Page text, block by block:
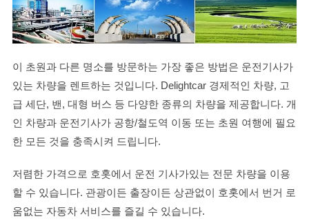
이 초원과 다른 명소를 방문하는 가장 좋은 방법은 운전기사가
있는 차량을 렌트하는 것입니다. Delightcar 경제적인 차량, 고
급 세단, 밴, 대형 버스 등 다양한 종류의 차량을 제공합니다. 개
인 차량과 운전기사가 공항/철도역 이동 또는 초원 여행에 필요
한 모든 것을 충족시켜 드립니다.
저렴한 가격으로 호홋에서 운전 기사가있는 전문 차량을 이용
할 수 있습니다. 관광이든 출장이든 상관없이 호홋에서 번거 로
움없는 자동차 서비스를 즐길 수 있습니다.